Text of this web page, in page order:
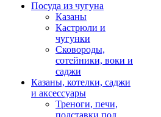
Посуда из чугуна
Казаны
Кастрюли и
чугунки
Сковороды,
сотейники, воки и
саджи
Казаны, котелки, саджи
и аксессуары
Треноги, печи,
подставки под